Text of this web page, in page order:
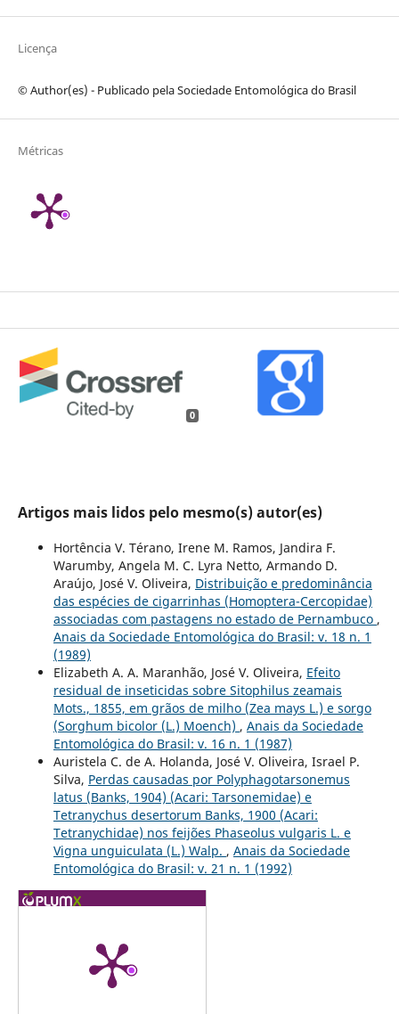
Licença
© Author(es) - Publicado pela Sociedade Entomológica do Brasil
Métricas
0
Artigos mais lidos pelo mesmo(s) autor(es)
Hortência V. Térano, Irene M. Ramos, Jandira F.
Warumby, Angela M. C. Lyra Netto, Armando D.
Araújo, José V. Oliveira, Distribuição e predominância
das espécies de cigarrinhas (Homoptera-Cercopidae)
associadas com pastagens no estado de Pernambuco ,
Anais da Sociedade Entomológica do Brasil: v. 18 n. 1
(1989)
Elizabeth A. A. Maranhão, José V. Oliveira, Efeito
residual de inseticidas sobre Sitophilus zeamais
Mots., 1855, em grãos de milho (Zea mays L.) e sorgo
(Sorghum bicolor (L.) Moench) , Anais da Sociedade
Entomológica do Brasil: v. 16 n. 1 (1987)
Auristela C. de A. Holanda, José V. Oliveira, Israel P.
Silva, Perdas causadas por Polyphagotarsonemus
latus (Banks, 1904) (Acari: Tarsonemidae) e
Tetranychus desertorum Banks, 1900 (Acari:
Tetranychidae) nos feijões Phaseolus vulgaris L. e
Vigna unguiculata (L.) Walp. , Anais da Sociedade
Entomológica do Brasil: v. 21 n. 1 (1992)